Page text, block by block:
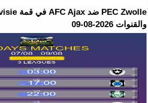
والقنوات 2026-08-09